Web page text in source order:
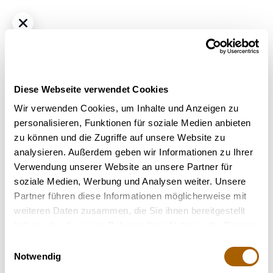
Diese Webseite verwendet Cookies
Wir verwenden Cookies, um Inhalte und Anzeigen zu
personalisieren, Funktionen für soziale Medien anbieten
zu können und die Zugriffe auf unsere Website zu
analysieren. Außerdem geben wir Informationen zu Ihrer
Verwendung unserer Website an unsere Partner für
soziale Medien, Werbung und Analysen weiter. Unsere
Partner führen diese Informationen möglicherweise mit
weiteren Daten zusammen, die Sie ihnen bereitgestellt
Notwendig
Hybrid - Sativa dominant THC24% CBD<1.0%
BC Green 24/1 A&G Apple & Gas
Bestrahlung: Unbestrahlt
Strain: Apple & Gas
Terpene: Beta-Caryophyllen, Limonen, Linalool, Myrcen